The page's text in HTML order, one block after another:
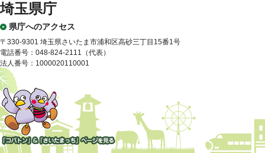
埼玉県庁
県庁へのアクセス
〒330-9301 埼玉県さいたま市浦和区高砂三丁目15番1号
電話番号：048-824-2111（代表）
法人番号：1000020110001
「コバトン」&「さいたまっ